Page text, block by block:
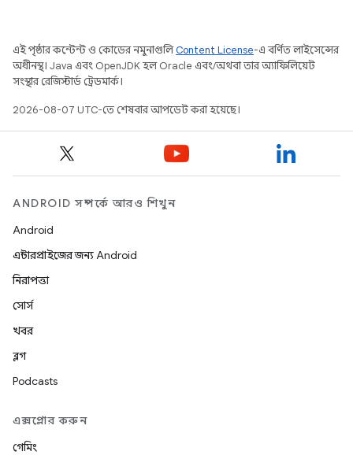
এই পৃষ্ঠার কন্টেন্ট ও কোডের নমুনাগুলিContent License-এ বর্ণিত লাইসেন্সের
অধীনস্থ। Java এবং OpenJDK হল Oracle এবং/অথবা তার অ্যাফিলিয়েট
সংস্থার রেজিস্টার্ড ট্রেডমার্ক।
2026-08-07 UTC-তে শেষবার আপডেট করা হয়েছে।
ANDROID সম্পর্কে আরও শিখুন
Android
এন্টারপ্রাইজের জন্য Android
নিরাপত্তা
সোর্স
খবর
ব্লগ
Podcasts
এক্সপ্লোর করুন
গেমিং